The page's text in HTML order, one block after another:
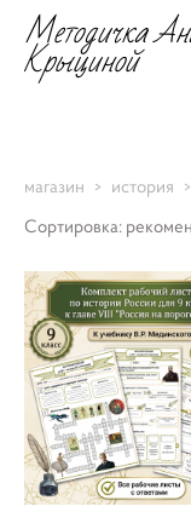
Методичка
Крыциной
магазин > история >
Сортировка: